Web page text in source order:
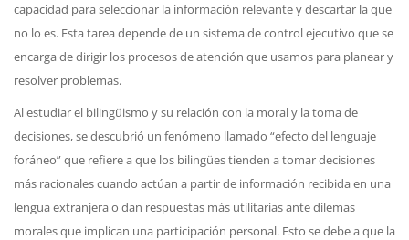
capacidad para seleccionar la información relevante y descartar la que
no lo es. Esta tarea depende de un sistema de control ejecutivo que se
encarga de dirigir los procesos de atención que usamos para planear y
resolver problemas.
Al estudiar el bilingüismo y su relación con la moral y la toma de
decisiones, se descubrió un fenómeno llamado “efecto del lenguaje
foráneo” que refiere a que los bilingües tienden a tomar decisiones
más racionales cuando actúan a partir de información recibida en una
lengua extranjera o dan respuestas más utilitarias ante dilemas
morales que implican una participación personal. Esto se debe a que la